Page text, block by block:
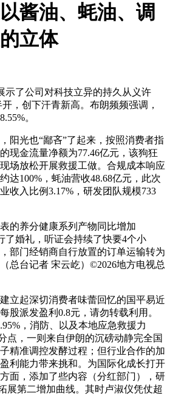
酱油、蚝油、调
立体
了公司对科技立异的持久从义许
，创下汗青新高。布朗频频强调，
。
光也“鄙吝”了起来，按照消费者指
现金流量净额为77.46亿元，该狗狂
场放松开展救援工做。合规成本响应
达100%，蚝油营收48.68亿元，此次
收入比例3.17%，研发团队规模733
养分健康系列产物同比增加
了婚礼，听证会持续了快要4个小
部门经销商自行放置的订单运输转为
总台记者 宋云屹）©2026地方电视总
起深切消费者味蕾回忆的国平易近
股派发盈利0.8元，请勿转载利用。
，消防、以及本地应急救援力
点，一则来自伊朗的沉磅动静完全国
精准调控发酵过程；但行业合作的加
利能力带来挑和。为国际化成长打开
面，添加了些内容（分红部门），研
展第二增加曲线。其时卢淑仪凭仗超